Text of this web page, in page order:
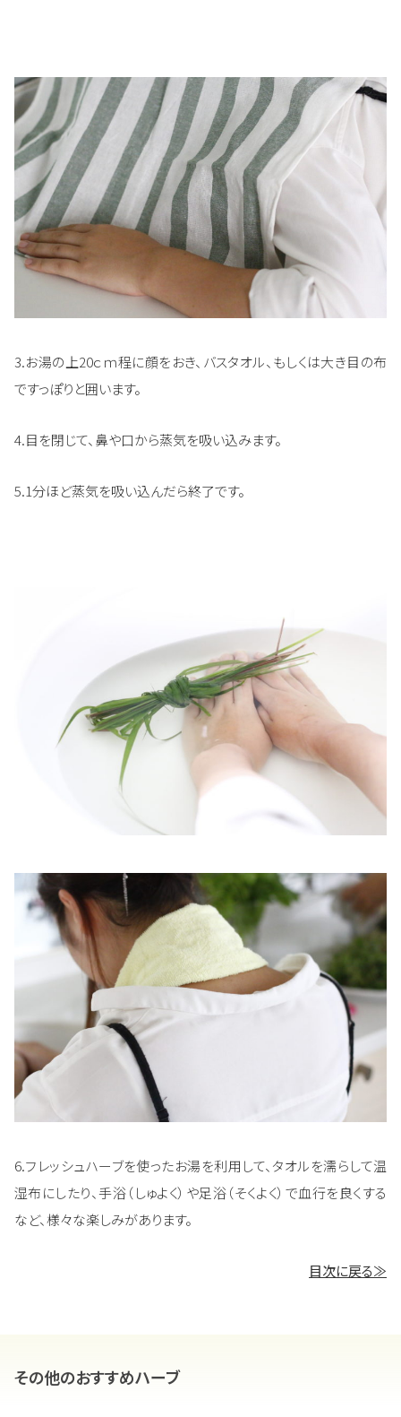
3.お湯の上20ｃｍ程に顔をおき、バスタオル、もしくは大き目の布
ですっぽりと囲います。
4.目を閉じて、鼻や口から蒸気を吸い込みます。
5.1分ほど蒸気を吸い込んだら終了です。
6.フレッシュハーブを使ったお湯を利用して、タオルを濡らして温
湿布にしたり、手浴（しゅよく）や足浴（そくよく）で血行を良くする
など、様々な楽しみがあります。
目次に戻る≫
その他のおすすめハーブ